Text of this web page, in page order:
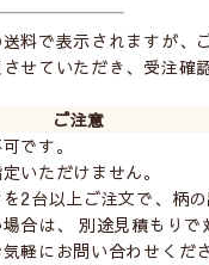
料で表示されますが、
せていただき、受注確
ご注意
です。
いただけません。
2台以上ご注文で、柄
合は、 別途見積もりで
軽にお問い合わせくださ